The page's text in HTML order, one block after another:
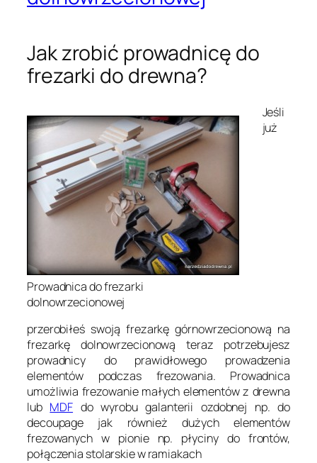
Jak zrobić prowadnicę do
frezarki do drewna?
Prowadnica do frezarki
dolnowrzecionowej
Jeśli
już
przerobiłeś swoją frezarkę górnowrzecionową na
frezarkę dolnowrzecionową teraz potrzebujesz
prowadnicy do prawidłowego prowadzenia
elementów podczas frezowania. Prowadnica
umożliwia frezowanie małych elementów z drewna
lub MDF do wyrobu galanterii ozdobnej np. do
decoupage jak również dużych elementów
frezowanych w pionie np. płyciny do frontów,
połączenia stolarskie w ramiakach